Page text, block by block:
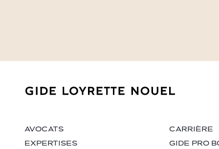
AVOCATS
EXPERTISES
CARRIÈRE
GIDE PRO